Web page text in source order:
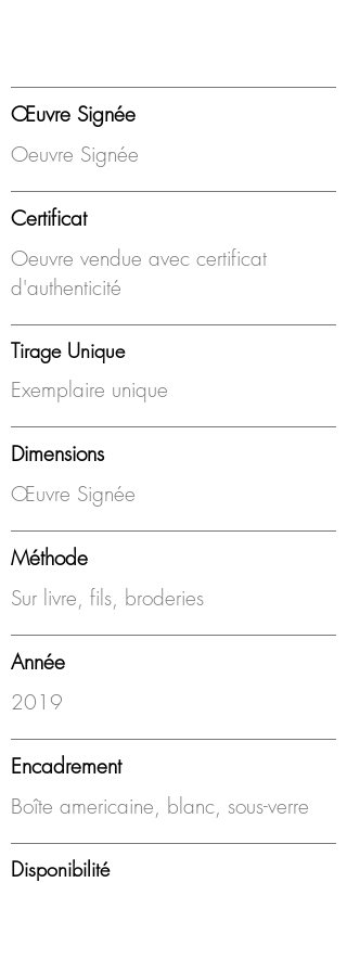
Œuvre Signée
Oeuvre Signée
Certificat
Oeuvre vendue avec certificat
d'authenticité
Tirage Unique
Exemplaire unique
Dimensions
Œuvre Signée
Méthode
Sur livre, fils, broderies
Année
2019
Encadrement
Boîte americaine, blanc, sous-verre
Disponibilité